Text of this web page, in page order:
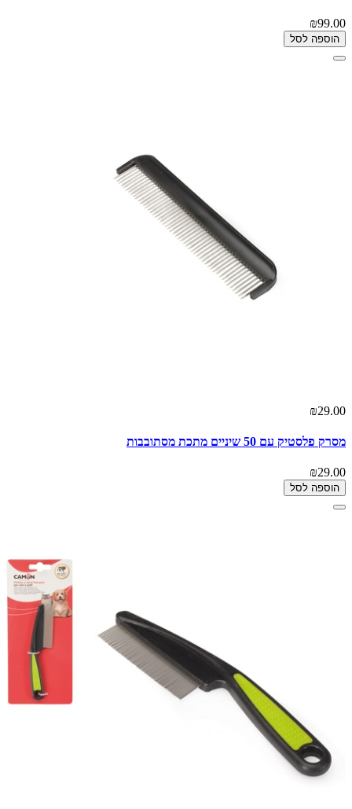
₪99.00
הוספה לסל
₪29.00
מסרק פלסטיק עם 50 שיניים מתכת מסתובבות
₪29.00
הוספה לסל